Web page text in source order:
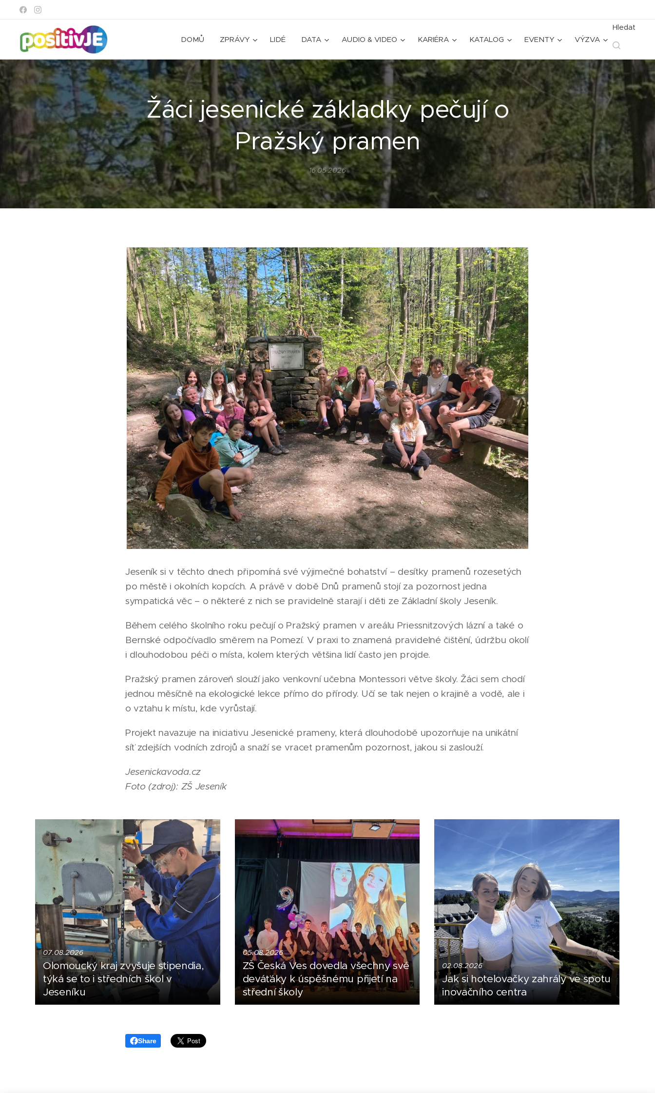
DOMŮ ZPRÁVY LIDÉ DATA AUDIO & VIDEO KARIÉRA KATALOG EVENTY VÝZVA
Hledat
Žáci jesenické základky pečují o
Pražský pramen
16.05.2026
Jeseník si v těchto dnech připomíná své výjimečné bohatství – desítky pramenů rozesetých
po městě i okolních kopcích. A právě v době Dnů pramenů stojí za pozornost jedna
sympatická věc – o některé z nich se pravidelně starají i děti ze Základní školy Jeseník.
Během celého školního roku pečují o Pražský pramen v areálu Priessnitzových lázní a také o
Bernské odpočívadlo směrem na Pomezí. V praxi to znamená pravidelné čištění, údržbu okolí
i dlouhodobou péči o místa, kolem kterých většina lidí často jen projde.
Pražský pramen zároveň slouží jako venkovní učebna Montessori větve školy. Žáci sem chodí
jednou měsíčně na ekologické lekce přímo do přírody. Učí se tak nejen o krajině a vodě, ale i
o vztahu k místu, kde vyrůstají.
Projekt navazuje na iniciativu Jesenické prameny, která dlouhodobě upozorňuje na unikátní
síť zdejších vodních zdrojů a snaží se vracet pramenům pozornost, jakou si zaslouží.
Jesenickavoda.cz
Foto (zdroj): ZŠ Jeseník
07.08.2026
Olomoucký kraj zvyšuje stipendia,
týká se to i středních škol v
Jeseníku
05.08.2026
ZŠ Česká Ves dovedla všechny své
deváťáky k úspěšnému přijetí na
střední školy
02.08.2026
Jak si hotelovačky zahrály ve spotu
inovačního centra
Share